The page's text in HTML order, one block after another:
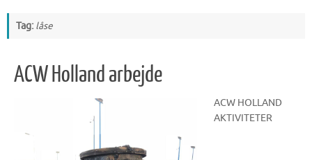
Tag: låse
ACW Holland arbejde
ACW HOLLAND
AKTIVITETER